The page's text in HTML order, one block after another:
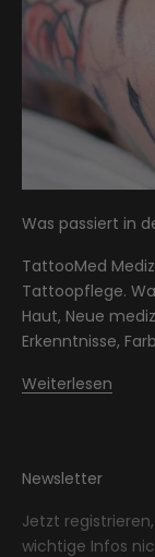
Was passiert in
TattooMed
Tattoopflege.
Haut, Neue
Erkenntnisse,
Weiterlesen
Newsletter
Jetzt
wichtige Infos